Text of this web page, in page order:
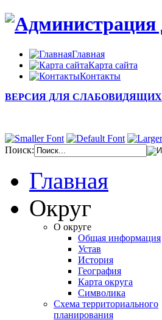
Главная
Карта сайта
Контакты
ВЕРСИЯ ДЛЯ СЛАБОВИДЯЩИХ
Поиск:
Главная
Округ
О округе
Общая информация
Устав
История
География
Карта округа
Символика
Схема территориального
планирования